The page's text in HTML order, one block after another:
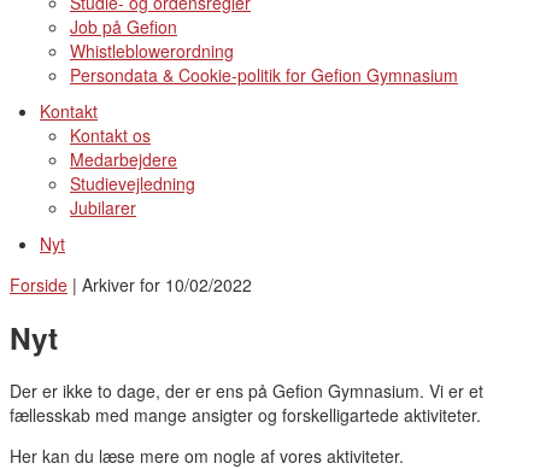
Job på Gefion
Whistleblowerordning
Persondata & Cookie-politik for Gefion Gymnasium
Kontakt
Kontakt os
Medarbejdere
Studievejledning
Jubilarer
Nyt
Forside | Arkiver for 10/02/2022
Nyt
Der er ikke to dage, der er ens på Gefion Gymnasium. Vi er et
fællesskab med mange ansigter og forskelligartede aktiviteter.
Her kan du læse mere om nogle af vores aktiviteter.